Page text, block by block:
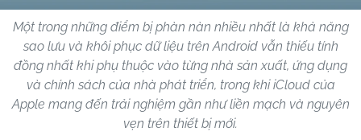
Một trong những điểm bị phàn nàn nhiều nhất là khả năng
sao lưu và khôi phục dữ liệu trên Android vẫn thiếu tính
đồng nhất khi phụ thuộc vào từng nhà sản xuất, ứng dụng
và chính sách của nhà phát triển, trong khi iCloud của
Apple mang đến trải nghiệm gần như liền mạch và nguyên
vẹn trên thiết bị mới.